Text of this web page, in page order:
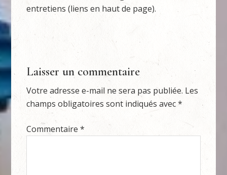
entretiens (liens en haut de page).
Laisser un commentaire
Votre adresse e-mail ne sera pas publiée. Les
champs obligatoires sont indiqués avec*
Commentaire*